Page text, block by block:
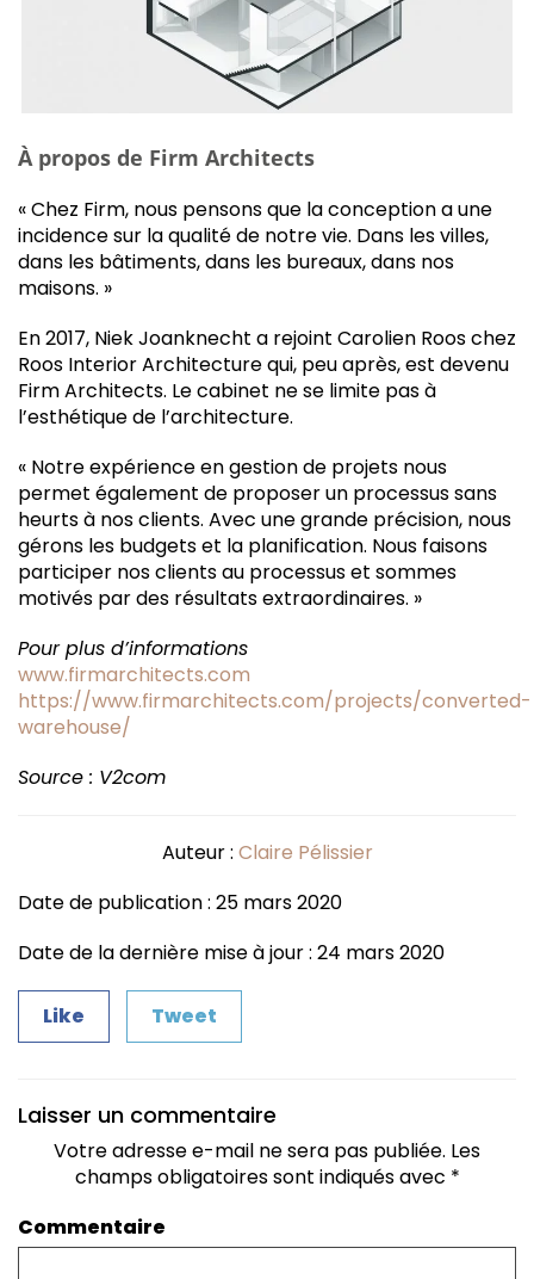
À propos de Firm Architects
« Chez Firm, nous pensons que la conception a une
incidence sur la qualité de notre vie. Dans les villes,
dans les bâtiments, dans les bureaux, dans nos
maisons. »
En 2017, Niek Joanknecht a rejoint Carolien Roos chez
Roos Interior Architecture qui, peu après, est devenu
Firm Architects. Le cabinet ne se limite pas à
l’esthétique de l’architecture.
« Notre expérience en gestion de projets nous
permet également de proposer un processus sans
heurts à nos clients. Avec une grande précision, nous
gérons les budgets et la planification. Nous faisons
participer nos clients au processus et sommes
motivés par des résultats extraordinaires. »
Pour plus d’informations
www.firmarchitects.com
https://www.firmarchitects.com/projects/converted-
warehouse/
Source : V2com
Auteur : Claire Pélissier
Date de publication : 25 mars 2020
Date de la dernière mise à jour : 24 mars 2020
Like Tweet
Laisser un commentaire
Votre adresse e-mail ne sera pas publiée. Les
champs obligatoires sont indiqués avec *
Commentaire